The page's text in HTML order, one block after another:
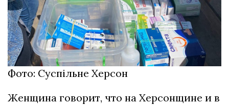
Фото: Суспільне Херсон
Женщина говорит, что на Херсонщине и в